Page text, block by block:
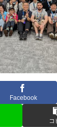
Facebook
コ